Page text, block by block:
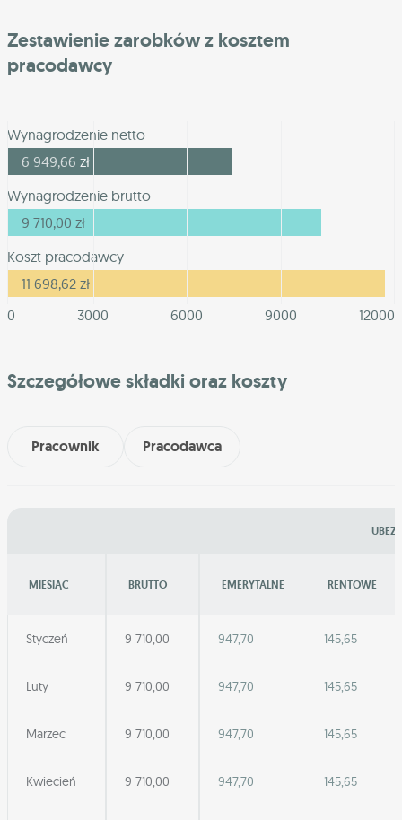
Zestawienie zarobków z kosztem
pracodawcy
Wynagrodzenie netto
6 949,66 zł
Wynagrodzenie brutto
9 710,00 zł
Koszt pracodawcy
11 698,62 zł
0
3000 6000 9000 12000
Szczegółowe składki oraz koszty
Pracownik Pracodawca
MIESIĄC BRUTTO EMERYTALNE RENTOWE
Styczeń 9 710,00 947,70 145,65
Luty 9 710,00 947,70 145,65
Marzec 9 710,00 947,70 145,65
Kwiecień 9 710,00 947,70 145,65